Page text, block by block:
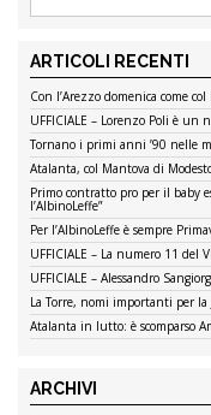
ARTICOLI RECENTI
Con l’Arezzo domenica come
UFFICIALE – Lorenzo Poli è un
Tornano i primi anni ’90 nelle
Atalanta, col Mantova di
Primo contratto pro per il baby
l’AlbinoLeffe”
Per l’AlbinoLeffe è sempre
UFFICIALE – La numero 11 del
UFFICIALE – Alessandro
La Torre, nomi importanti per
Atalanta in lutto: è scomparso
ARCHIVI